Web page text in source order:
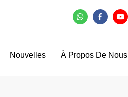
Nouvelles À Propos De Nous